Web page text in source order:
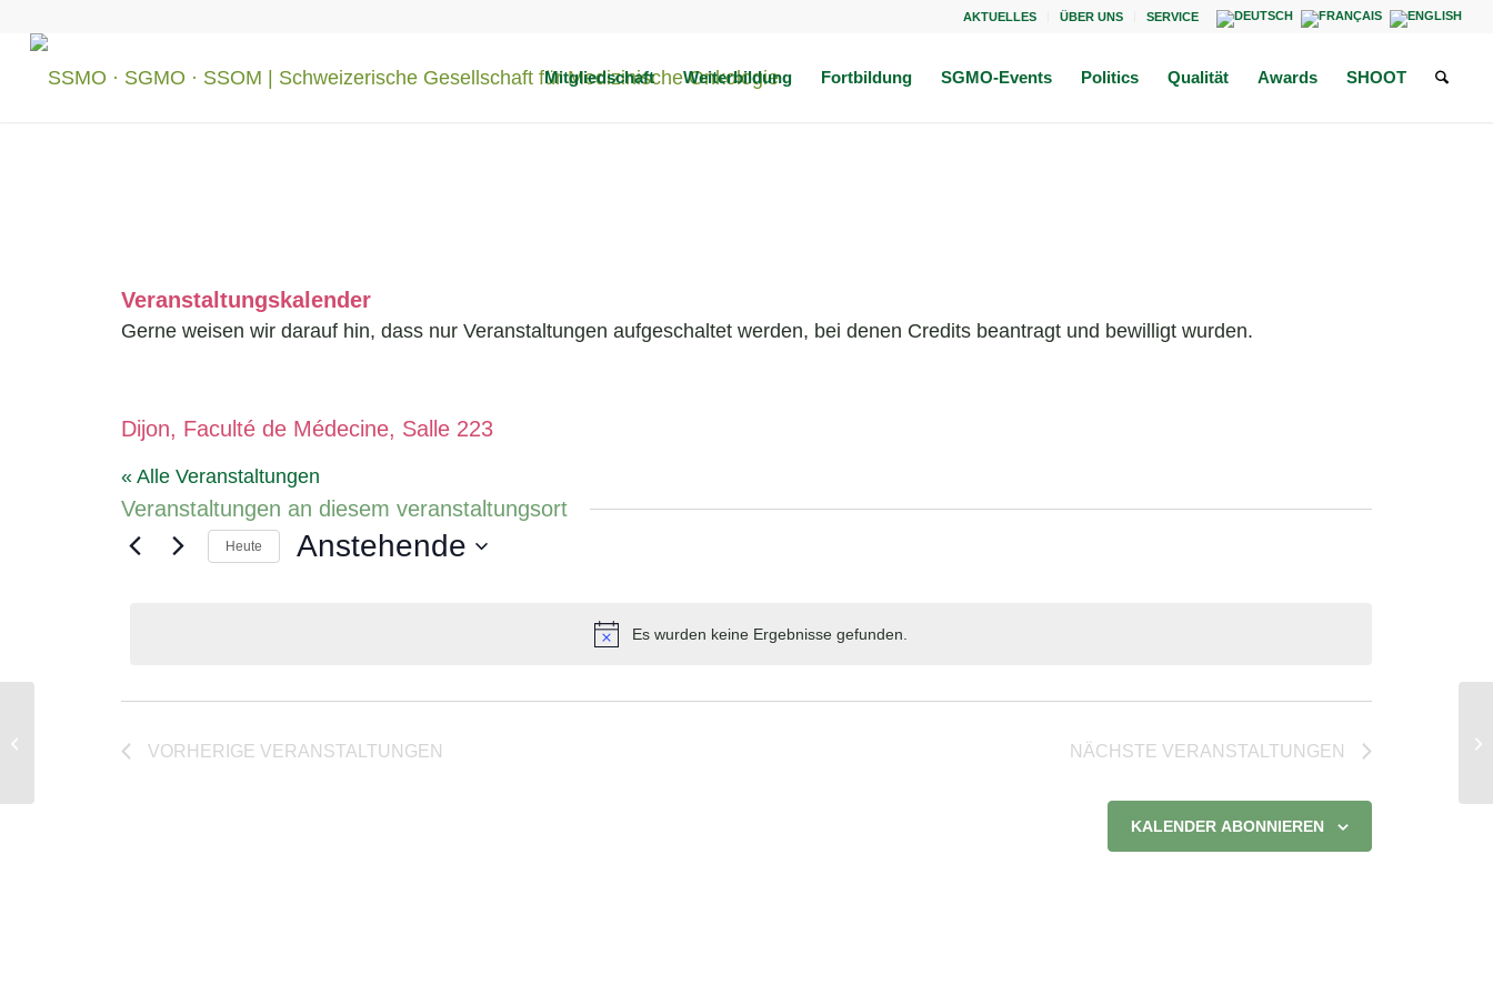
AKTUELLES ÜBER UNS SERVICE
Mitgliedschaft Weiterbildung Fortbildung SGMO-Events Politics Qualität Awards SHOOT
Veranstaltungskalender
Gerne weisen wir darauf hin, dass nur Veranstaltungen aufgeschaltet werden, bei denen Credits beantragt und bewilligt wurden.
Dijon, Faculté de Médecine, Salle 223
« Alle Veranstaltungen
Veranstaltungen an diesem veranstaltungsort
Hinweis
Es wurden keine Ergebnisse gefunden.
Heute Anstehende
VORHERIGE VERANSTALTUNGEN NÄCHSTE VERANSTALTUNGEN
KALENDER ABONNIEREN
Salle 113 au bâtiment 2 du Bocage &